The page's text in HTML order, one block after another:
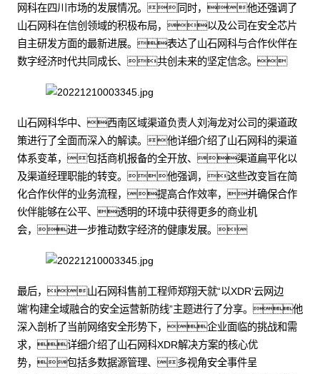
网科在四川市场的发展情况。同时，他还强调了
山石网科在信创领域的积极布局，以及公司在安全芯片
自主研发方面的最新进展。表达了山石网科与合作伙伴在
数字经济时代共同成长、共创未来的坚定信念。
山石网科华中、西南区域渠道负责人刘海龙对公司的渠道政
策进行了全面而深入的解读。他详细介绍了山石网科的渠道
体系变革，包括商机报备的全开放、渠道扁平化以
及渠道经理职能的转变。他强调，这些改变旨在简
化合作伙伴的业务流程，提高合作效率，并确保合作
伙伴能够在公平、透明的环境中获得更多的商业机
会，进一步推动数字经济的健康发展。
最后，山石网科售前工程师郑翔天就“以XDR‘云网边
端’构建全域融合的安全运营新防线”主题进行了分享。他
深入剖析了当前网络安全形势下，企业面临的挑战和需
求，详细介绍了山石网科XDR解决方案的核心优
势，包括多数据源管理、多视角安全事件呈